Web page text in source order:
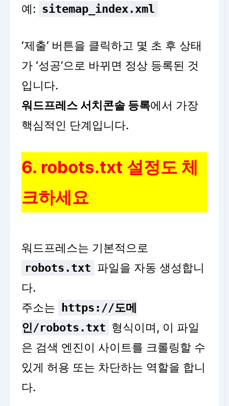
예: sitemap_index.xml
‘제출’ 버튼을 클릭하고 몇 초 후 상태
가 ‘성공’으로 바뀌면 정상 등록된 것
입니다.
워드프레스 서치콘솔 등록에서 가장
핵심적인 단계입니다.
6. robots.txt 설정도 체
크하세요
워드프레스는 기본적으로
robots.txt 파일을 자동 생성합니
다.
주소는
https://도메
인/robots.txt 형식이며, 이 파일
은 검색 엔진이 사이트를 크롤링할 수
있게 허용 또는 차단하는 역할을 합니
다.